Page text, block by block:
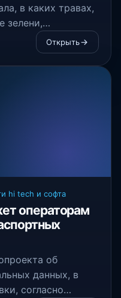
в каких травах,
зелени,
и
Открыть
hi tech и софта
операторам
об
данных, в
согласно